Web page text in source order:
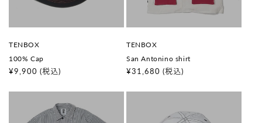
販
元
:
TENBOX
100% Cap
通
価
¥9,900 (税込)
販
元
:
TENBOX
San Antonino shirt
通
価
¥31,680 (税込)